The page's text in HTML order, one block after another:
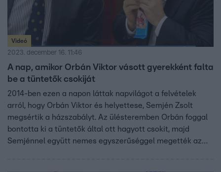
Videó
2023. december 16. 11:46
A nap, amikor Orbán Viktor vásott gyerekként falta
be a tüntetők csokiját
2014-ben ezen a napon láttak napvilágot a felvételek
arról, hogy Orbán Viktor és helyettese, Semjén Zsolt
megsértik a házszabályt. Az ülésteremben Orbán foggal
bontotta ki a tüntetők által ott hagyott csokit, majd
Semjénnel együtt nemes egyszerűséggel megették az